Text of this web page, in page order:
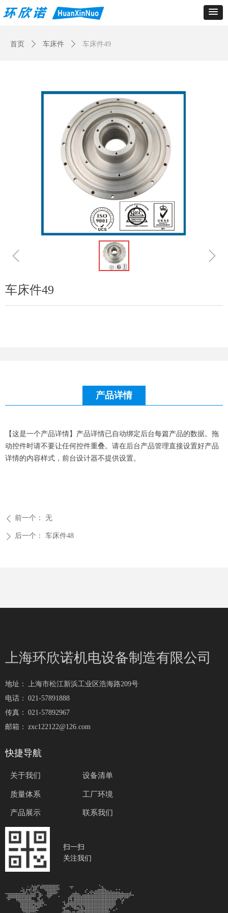
ControlType:productSlideBind Error:未将对象引用设置到对象的实例。
首页 ꄲ 车床件 ꄲ 车床件49
ꁆ ꁇ
车床件49
产品详情
【这是一个产品详情】产品详情已自动绑定后台每篇产品的数据。拖
动控件时请不要让任何控件重叠。请在后台产品管理直接设置好产品
详情的内容样式，前台设计器不提供设置。
ꄴ 前一个： 无
ꄲ 后一个： 车床件48
扫一扫
关注我们
地址： 上海市松江新浜工业区浩海路209号
电话： 021-57891888
传真： 021-57892967
邮箱： zxc122122@126.com
上海环欣诺机电设备制造有限公司
关于我们
质量体系
产品展示
设备清单
工厂环境
联系我们
快捷导航